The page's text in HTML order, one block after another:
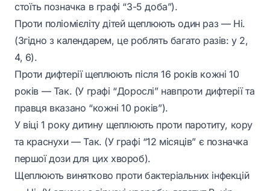
стоїть позначка в графі “3-5 доба”).
Проти поліомієліту дітей щеплюють один раз — Ні.
(Згідно з календарем, це роблять багато разів: у 2,
4, 6).
Проти дифтерії щеплюють після 16 років кожні 10
років — Так. (У графі “Дорослі” навпроти дифтерії та
правця вказано “кожні 10 років”).
У віці 1 року дитину щеплюють проти паротиту, кору
та краснухи — Так. (У графі “12 місяців” є позначка
першої дози для цих хвороб).
Щеплюють винятково проти бактеріальних інфекцій